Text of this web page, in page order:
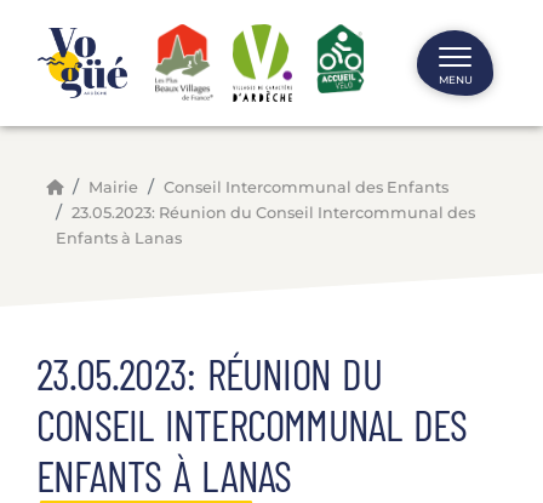
MENU
Mairie
Conseil Intercommunal des Enfants
23.05.2023: Réunion du Conseil Intercommunal des
Enfants à Lanas
23.05.2023: RÉUNION DU
CONSEIL INTERCOMMUNAL DES
ENFANTS À LANAS